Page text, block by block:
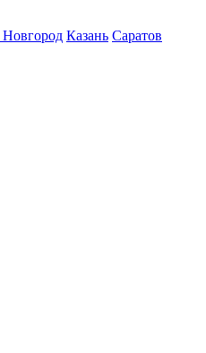
Казань Саратов